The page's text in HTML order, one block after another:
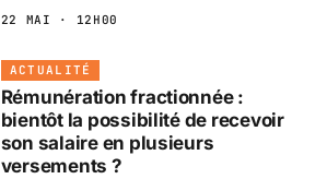
22 MAI · 12H00
ACTUALITÉ
Rémunération fractionnée :
bientôt la possibilité de recevoir
son salaire en plusieurs
versements ?